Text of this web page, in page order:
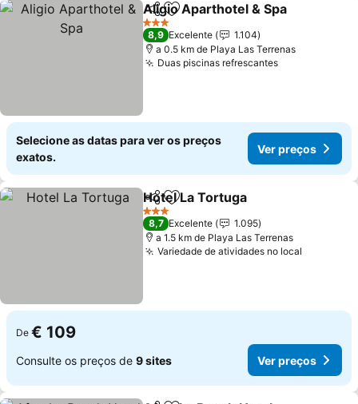
PartilharAdicionar aos favoritos
Aligio Aparthotel & Spa
3 Estrelas
8,9 Excelente
1.104
a 0.5 km de Playa Las Terrenas
Duas piscinas refrescantesVer preços
Selecione as datas para ver os preços
exatos.
Ver preços
PartilharAdicionar aos favoritos
Hotel La Tortuga
3 Estrelas
8,7 Excelente
1.095
a 1.5 km de Playa Las Terrenas
Variedade de atividades no local
De € 109
Consulte os preços de 9 sites Ver preços